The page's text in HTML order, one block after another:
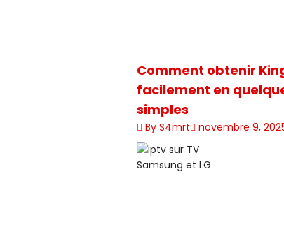
Comment obtenir
facilement en
simples
By S4mrt novembre 9,